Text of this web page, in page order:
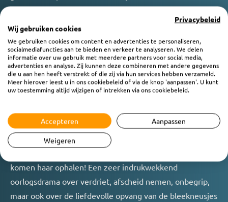
de Holocaust. Een administratieve fout behoedt de vader
van Bert v.d. Hak voor de gaskamers van Auschwitz. Hier
volgt een inkijkje in het leven van de Groningse familie
v.d. Hak, maar ook in dat van Bert, een Messiasbelijdende
Jood.
Do. 4 mei - Een warm welkom op Urk
4. ‘Dit kind mogen jullie houden!’ Wist men dat Gerda’s
terugverwacht? Gerda wordt warm ontvangen op Urk.
Zes jaar na de oorlog staan er twee wildvreemde mensen
komen haar ophalen! Een zeer indrukwekkend
oorlogsdrama over verdriet, afscheid nemen, onbegrip,
maar ook over de liefdevolle opvang van de bleekneusjes
Privacybeleid
Wij gebruiken cookies
We gebruiken cookies om content en advertenties te personaliseren,
socialmediafuncties aan te bieden en verkeer te analyseren. We delen
informatie over uw gebruik met meerdere partners voor social media,
advertenties en analyse. Zij kunnen deze combineren met andere gegevens
die u aan hen heeft verstrekt of die zij via hun services hebben verzameld.
Meer hierover leest u in ons cookiebeleid of via de knop 'aanpassen'. U kunt
uw toestemming altijd wijzigen of intrekken via ons cookiebeleid.
Accepteren Aanpassen
Weigeren